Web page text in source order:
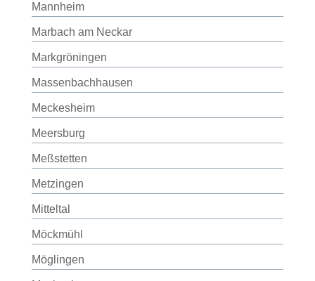
Mannheim
Marbach am Neckar
Markgröningen
Massenbachhausen
Meckesheim
Meersburg
Meßstetten
Metzingen
Mitteltal
Möckmühl
Möglingen